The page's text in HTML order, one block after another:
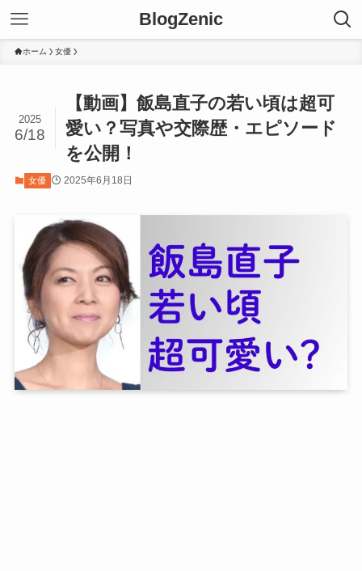
BlogZenic
ホーム 女優
【動画】飯島直子の若い頃は超可
愛い？写真や交際歴・エピソード
を公開！
2025
6/18
女優 2025年6月18日